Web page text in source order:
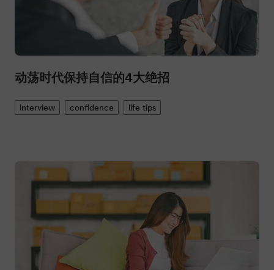
动荡时代保持自信的4大绝招
interview confidence life tips